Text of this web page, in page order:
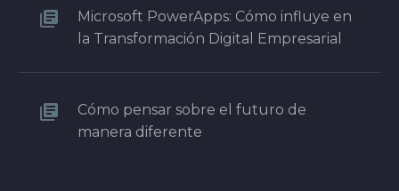
Microsoft PowerApps: Cómo influye en
la Transformación Digital Empresarial
Cómo pensar sobre el futuro de
manera diferente